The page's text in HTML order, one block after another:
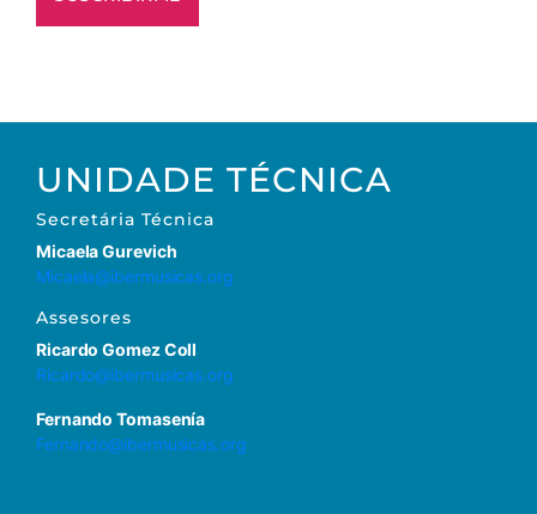
UNIDADE TÉCNICA
Secretária Técnica
Micaela Gurevich
Micaela@ibermusicas.org
Assesores
Ricardo Gomez Coll
Ricardo@ibermusicas.org
Fernando Tomasenía
Fernando@ibermusicas.org